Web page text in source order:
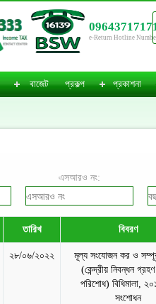
e-Return Hotline
বাজেট প্রকল্প প্রকাশনা
এসআরও নং:
তারিখ বিবরণ
২৮/০৬/২০২২
মূল্য সংযোজন কর ও
(কেন্দ্রীয় নিবন্ধন
পরিশোধ) বিধিমালা,
সংশোধন